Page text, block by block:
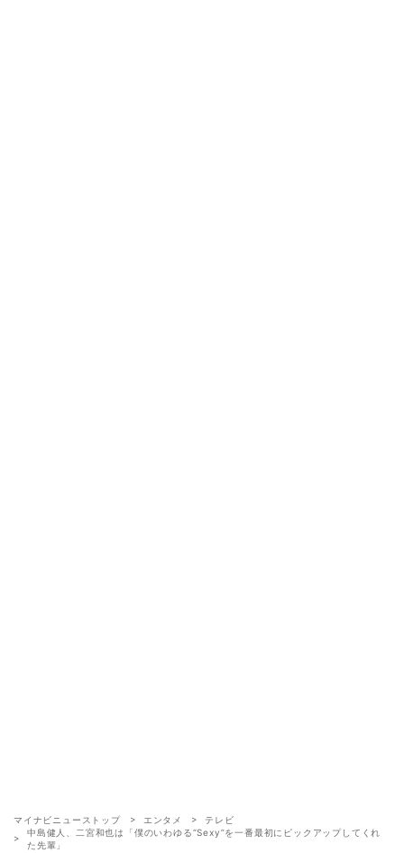
マイナビニューストップ エンタメ
テレビ
中島健人、二宮和也は「僕のいわゆる“Sexy”を一番最初にピックアップしてくれ
た先輩」